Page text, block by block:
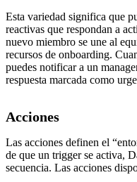
Esta variedad significa que
reactivas que respondan a
nuevo miembro se une al
recursos de onboarding.
puedes notificar a un
respuesta marcada como
Acciones
Las acciones definen el
de que un trigger se activa,
secuencia. Las acciones